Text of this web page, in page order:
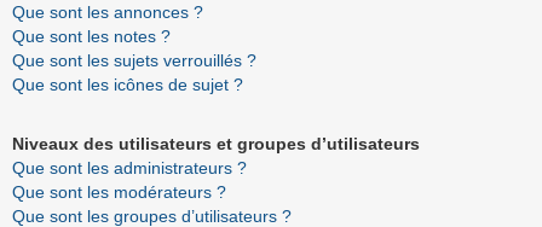
Que sont les annonces ?
Que sont les notes ?
Que sont les sujets verrouillés ?
Que sont les icônes de sujet ?
Niveaux des utilisateurs et groupes d’utilisateurs
Que sont les administrateurs ?
Que sont les modérateurs ?
Que sont les groupes d’utilisateurs ?